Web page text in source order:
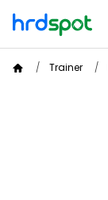
Trainer